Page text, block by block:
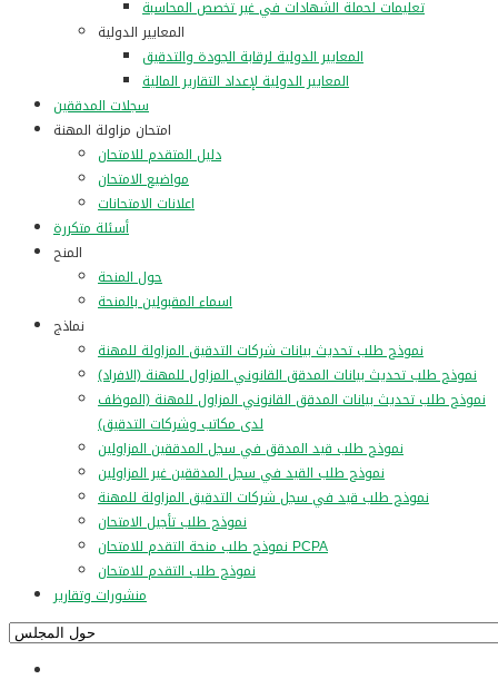
تعليمات لحملة الشهادات في غير تخصص المحاسبة
المعايير الدولية
المعايير الدولية لرقابة الجودة والتدقيق
المعايير الدولية لإعداد التقارير المالية
سجلات المدققين
امتحان مزاولة المهنة
دليل المتقدم للامتحان
مواضيع الامتحان
اعلانات الامتحانات
أسئلة متكررة
المنح
حول المنحة
اسماء المقبولين بالمنحة
نماذج
نموذج طلب تحديث بيانات شركات التدقيق المزاولة للمهنة
نموذج طلب تحديث بيانات المدقق القانوني المزاول للمهنة (الافراد)
نموذج طلب تحديث بيانات المدقق القانوني المزاول للمهنة (الموظف
لدى مكاتب وشركات التدقيق)
نموذج طلب قيد المدقق في سجل المدققين المزاولين
نموذج طلب القيد في سجل المدققين غير المزاولين
نموذج طلب قيد في سجل شركات التدقيق المزاولة للمهنة
نموذج طلب تأجيل الامتحان
نموذج طلب منحة التقدم للامتحان PCPA
نموذج طلب التقدم للامتحان
منشورات وتقارير